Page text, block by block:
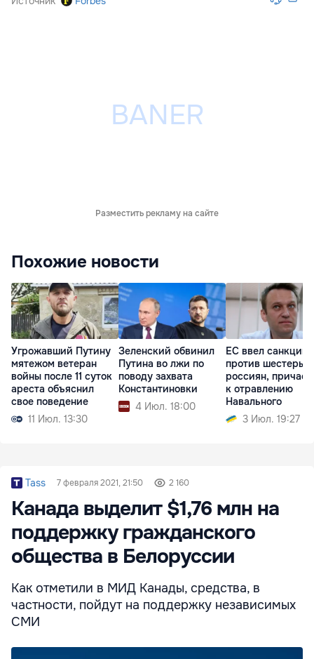
Разместить рекламу на сайте
Похожие новости
Угрожавший Путину
мятежом ветеран
войны после 11 суток
ареста объяснил
свое поведение
11 Июл. 13:30
Зеленский обвинил
Путина во лжи по
поводу захвата
Константиновки
4 Июл. 18:00
ЕС ввел санкции
против шестерых
россиян,
к отравлению
Навального
3 Июл. 19:27
Tass 7 февраля 2021, 21:50 2 160
Канада выделит $1,76 млн на
поддержку гражданского
общества в Белоруссии
Как отметили в МИД Канады, средства, в
частности, пойдут на поддержку независимых
СМИ